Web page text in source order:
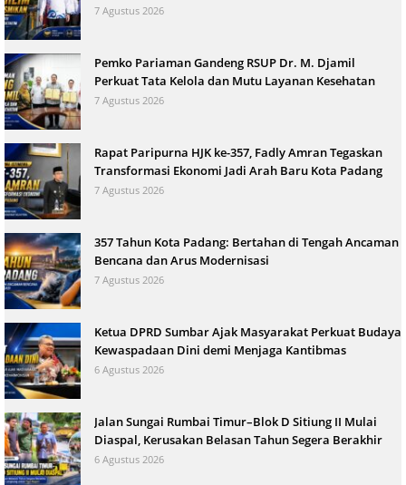
7 Agustus 2026
Pemko Pariaman Gandeng RSUP Dr. M. Djamil
Perkuat Tata Kelola dan Mutu Layanan Kesehatan
7 Agustus 2026
Rapat Paripurna HJK ke-357, Fadly Amran Tegaskan
Transformasi Ekonomi Jadi Arah Baru Kota Padang
7 Agustus 2026
357 Tahun Kota Padang: Bertahan di Tengah Ancaman
Bencana dan Arus Modernisasi
7 Agustus 2026
Ketua DPRD Sumbar Ajak Masyarakat Perkuat Budaya
Kewaspadaan Dini demi Menjaga Kantibmas
6 Agustus 2026
Jalan Sungai Rumbai Timur–Blok D Sitiung II Mulai
Diaspal, Kerusakan Belasan Tahun Segera Berakhir
6 Agustus 2026